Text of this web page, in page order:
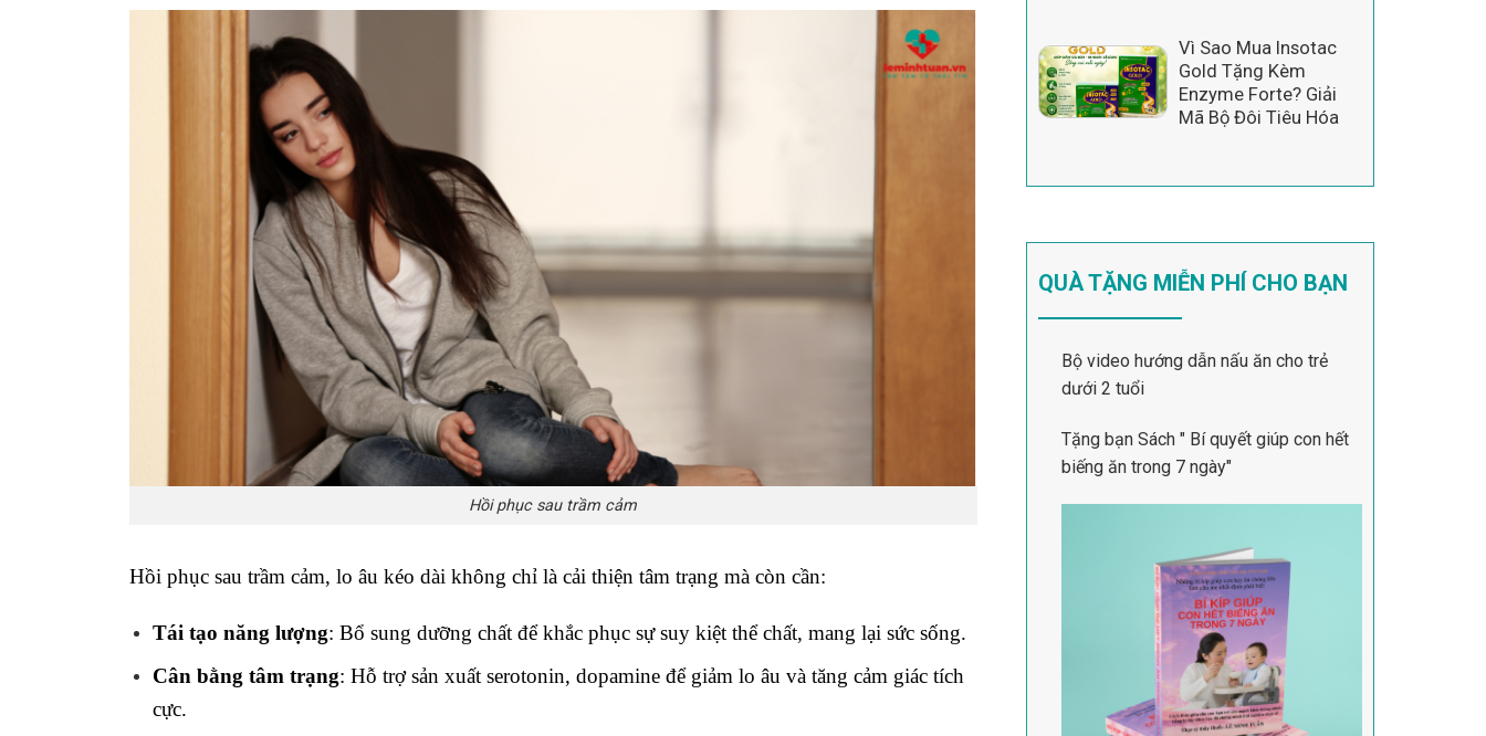
Hồi phục sau trầm cảm
Hồi phục sau trầm cảm, lo âu kéo dài không chỉ là cải thiện tâm trạng mà còn cần:
Tái tạo năng lượng: Bổ sung dưỡng chất để khắc phục sự suy kiệt thể chất, mang lại sức sống.
Cân bằng tâm trạng: Hỗ trợ sản xuất serotonin, dopamine để giảm lo âu và tăng cảm giác tích
cực.
Vì Sao Mua Insotac
Gold Tặng Kèm
Enzyme Forte? Giải
Mã Bộ Đôi Tiêu Hóa
QUÀ TẶNG MIỄN PHÍ CHO BẠN
Bộ video hướng dẫn nấu ăn cho trẻ
dưới 2 tuổi
Tặng bạn Sách " Bí quyết giúp con hết
biếng ăn trong 7 ngày"